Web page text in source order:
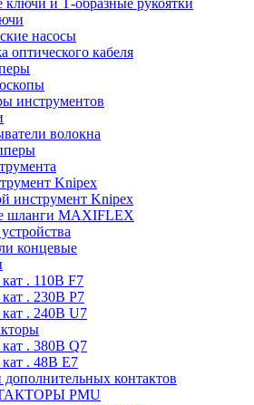
насосы
оптического кабеля
инструментов
волокна
Knipex
инструмент Knipex
шланги MAXIFLEX
концевые
кат . 110В F7
кат . 230В P7
кат . 240В U7
кат . 380В Q7
кат . 48В E7
дополнительных контактов
PMU